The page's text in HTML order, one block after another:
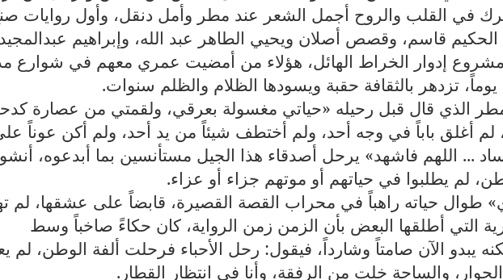
في القلب والروح أجمل الشعر عند مطر وأمل دنقل، وأول روايات
الحكيم قاسم، وقصص أصلان ويحيي الطاهر عبد الله، وإبراهيم
إدوار الخراط الهائل، هؤلاء من أمضيت عمري معهم في شوارع
يوماً، تزدهر بالثقافة حقبة ويسودها الظلام والظلم سنوات.
الذي قال قبل رحيله «حياتي مغسولة بعرقي، ولقمتي من عصارة
أغلق باباً في وجه أحد، ولم أختطف شيئاً من يد أحد، ولم أكن عوناً
... اللهم فاشهد» يرحل أصدقاء هذا الجيل مستأنسين بما أبدعوه،
لم يطلبوا في حياتهم أو موتهم جزاء أو عزاء.
طوال حياته راهباً في محراب القصة القصيرة، قابضاً على عشقها، لم
التي أطلقها البعض بأن الزمن زمن الرواية، كان حكاءً صاخباً وسط
يبدو الآن صامتاً وشارداً، فيقول: رحل الأحباء فرحلت ألفة الوطن، لم
والساحة خلت من الرفقة، وأنا في انتظار القطار .